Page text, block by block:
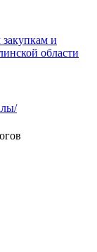
и
области